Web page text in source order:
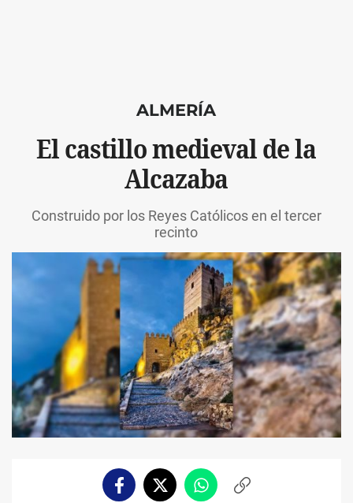
ALMERÍA
El castillo medieval de la
Alcazaba
Construido por los Reyes Católicos en el tercer
recinto
FacebookTwitterWhatsappCopiar